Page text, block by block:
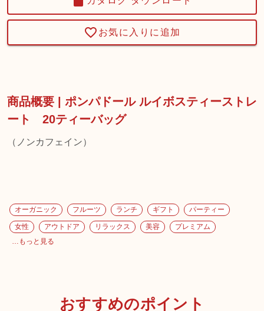
お気に入りに追加
商品概要 | ポンパドール ルイボスティーストレ
ート 20ティーバッグ
（ノンカフェイン）
オーガニック フルーツ ランチ ギフト パーティー
女性 アウトドア リラックス 美容
プレミアム
…もっと見る
おすすめのポイント